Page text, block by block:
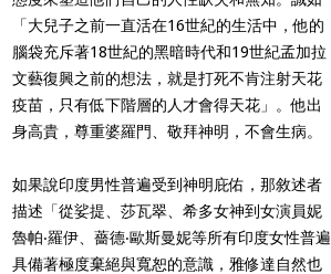
「大兒子之前一直活在16世紀的生活中，他的
腦袋充斥著18世紀的黑暗時代和19世紀孟加拉
文藝復興之前的想法，就是打死不肯注射天花
疫苗，只有低下階層的人才會得天花」。他出
身高貴，尊重婆羅門、敬拜神明，不會生病。
如果說印度男性普遍受到神明庇佑，那敘述者
描述「從娑提、莎瓦翠、希多女神到女演員妮
魯帕‧羅伊、薔德‧歐斯曼妮等所有印度女性普遍
具備著極度棄絕與寬恕的意識，雅修達自然也